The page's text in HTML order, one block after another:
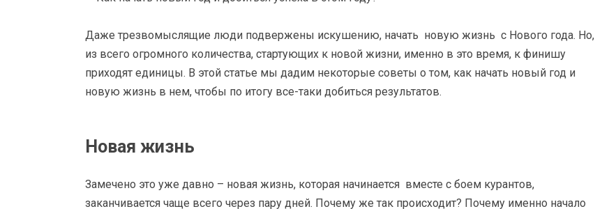
Даже трезвомыслящие люди подвержены искушению, начать новую жизнь с Нового года. Но,
из всего огромного количества, стартующих к новой жизни, именно в это время, к финишу
приходят единицы. В этой статье мы дадим некоторые советы о том, как начать новый год и
новую жизнь в нем, чтобы по итогу все-таки добиться результатов.
Новая жизнь
Замечено это уже давно – новая жизнь, которая начинается вместе с боем курантов,
заканчивается чаще всего через пару дней. Почему же так происходит? Почему именно начало